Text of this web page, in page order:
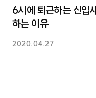
6시에 퇴근하는 신입
하는 이유
2020.04.27